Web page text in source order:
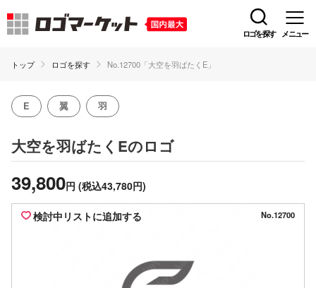
ロゴを探す メニュー
トップ ロゴを探す No.12700「大空を羽ばたくE」
E 翼 羽
大空を羽ばたくEのロゴ
39,800円 (税込43,780円)
検討中リストに追加する No.12700